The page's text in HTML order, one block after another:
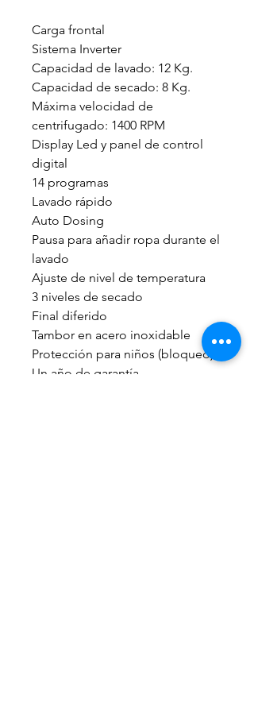
Carga frontal
Sistema Inverter
Capacidad de lavado: 12 Kg.
Capacidad de secado: 8 Kg.
Máxima velocidad de
centrifugado: 1400 RPM
Display Led y panel de control
digital
14 programas
Lavado rápido
Auto Dosing
Pausa para añadir ropa durante el
lavado
Ajuste de nivel de temperatura
3 niveles de secado
Final diferido
Tambor en acero inoxidable
Protección para niños (bloqueo)
Un año de garantía